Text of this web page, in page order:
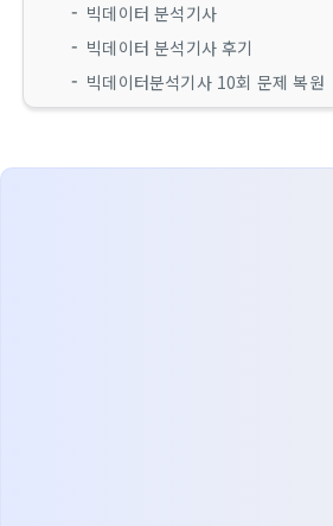
빅데이터 분석기사
빅데이터 분석기사 후기
빅데이터분석기사 10회 문제 복원